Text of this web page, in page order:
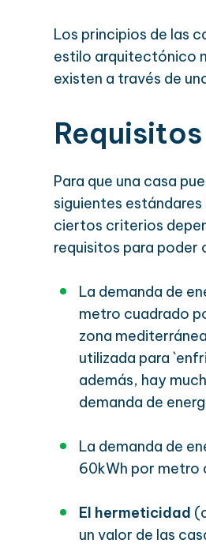
Los principios de las
estilo arquitectónico
existen a través de
Para que una casa
siguientes
ciertos criterios
requisitos para poder
La demanda de
metro cuadrado
zona
utilizada para
además, hay
demanda de
La demanda de
60kWh por metro
El hermeticidad
un valor de las